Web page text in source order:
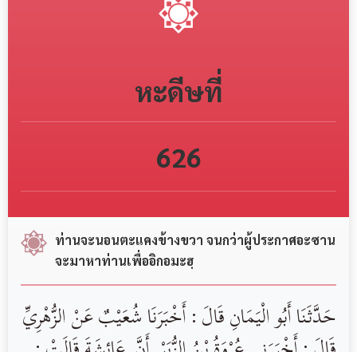
หะดีษที่
626
ท่านจะนอนตะแคงข้างขวา จนกว่าผู้ประกาศอะซาน
จะมาหาท่านเพื่ออิกอมะฮฺ
حَدَّثَنَا ‏أَبُو الْيَمَانِ ‏‏قَالَ : أَخْبَرَنَا ‏‏شُعَيْبٌ ‏عَنْ ‏‏الزُّهْرِيِّ
‏‏قَالَ : أَخْبَرَنِي ‏‏عُرْوَةُ بْنُ الزُّبَيْرِ ‏أَنَّ ‏ ‏عَائِشَةَ ‏‏قَالَتْ ‏: